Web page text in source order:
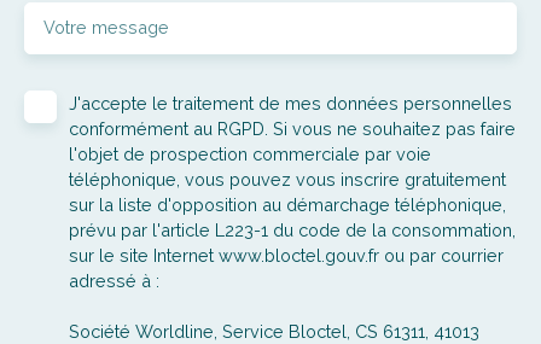
Votre message
J'accepte le traitement de mes données personnelles
conformément au RGPD. Si vous ne souhaitez pas faire
l'objet de prospection commerciale par voie
téléphonique, vous pouvez vous inscrire gratuitement
sur la liste d'opposition au démarchage téléphonique,
prévu par l'article L223-1 du code de la consommation,
sur le site Internet www.bloctel.gouv.fr ou par courrier
adressé à :
Société Worldline, Service Bloctel, CS 61311, 41013